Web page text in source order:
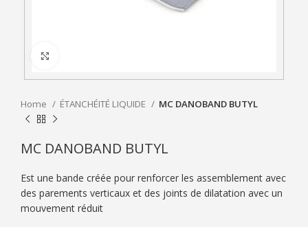
Home ÉTANCHÉITÉ LIQUIDE MC DANOBAND BUTYL
MC DANOBAND BUTYL
Est une bande créée pour renforcer les assemblement avec
des parements verticaux et des joints de dilatation avec un
mouvement réduit